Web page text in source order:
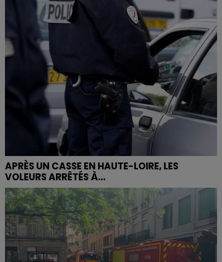
APRÈS UN CASSE EN HAUTE-LOIRE, LES
VOLEURS ARRÊTÉS À...